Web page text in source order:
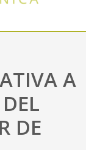
i seguretat
Utilitats
Mapa web
Ajuda
A
DE